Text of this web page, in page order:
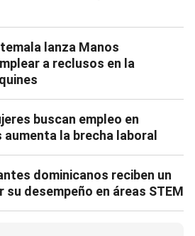
lanza Manos
a reclusos en la
buscan empleo en
la brecha laboral
dominicanos reciben un
desempeño en áreas STEM